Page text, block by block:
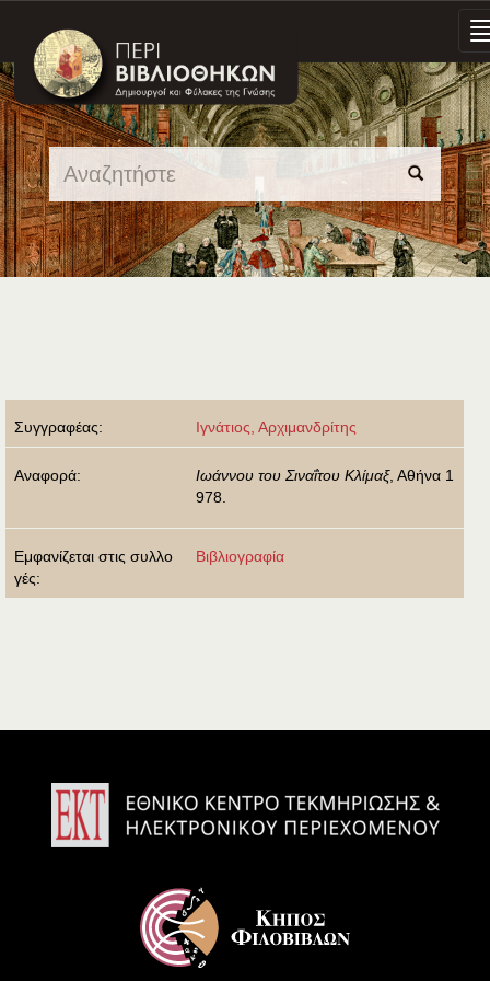
Skip
navigation
Συγγραφέας: Ιγνάτιος, Αρχιμανδρίτης
Αναφορά: Ιωάννου του Σιναΐτου Κλίμαξ, Αθήνα 1
978.
Εμφανίζεται στις συλλο
γές:
Βιβλιογραφία